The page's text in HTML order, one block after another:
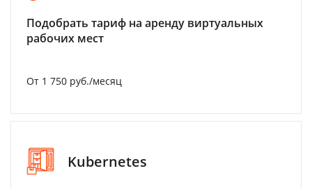
Подобрать тариф на аренду виртуальных
рабочих мест
От 1 750 руб./месяц
Kubernetes